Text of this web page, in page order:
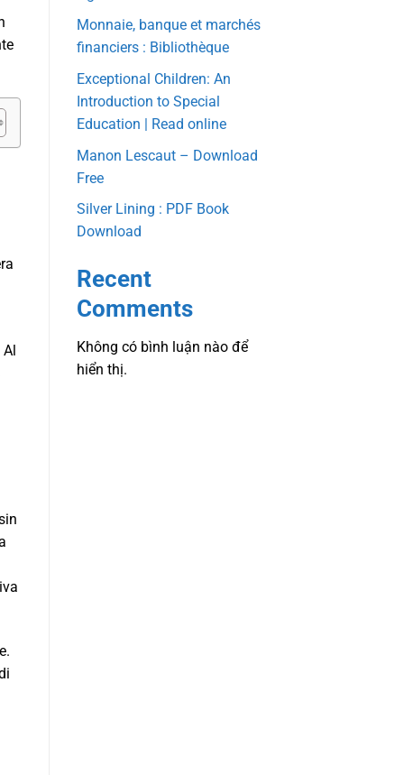
Monnaie, banque et marchés
financiers : Bibliothèque
Exceptional Children: An
Introduction to Special
Education | Read online
Manon Lescaut – Download
Free
Silver Lining : PDF Book
Download
Recent
Comments
Không có bình luận nào để
hiển thị.